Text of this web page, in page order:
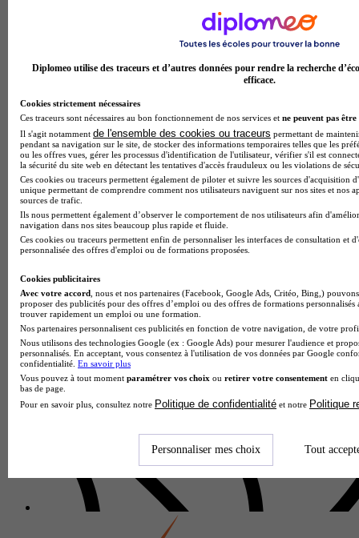
Centre de formation professionnelle
Voir l’établissement
Diplomeo utilise des traceurs et d’autres données pour rendre la recherche
efficace.
Cookies strictement nécessaires
Ces traceurs sont nécessaires au bon fonctionnement de nos services et ne peuvent pas être
Il s'agit notamment de l'ensemble des cookies ou traceurs permettant de
pendant sa navigation sur le site, de stocker des informations temporaires telles que les
ou les offres vues, gérer les processus d'identification de l'utilisateur, vérifier s'il est
la sécurité du site web en détectant les tentatives d'accès frauduleux ou les violations de
Ces cookies ou traceurs permettent également de piloter et suivre les sources d'acquisition
unique permettant de comprendre comment nos utilisateurs naviguent sur nos sites et nos
sources de trafic.
Ils nous permettent également d’observer le comportement de nos utilisateurs afin
navigation dans nos sites beaucoup plus rapide et fluide.
Ces cookies ou traceurs permettent enfin de personnaliser les interfaces de consultation et
personnalisée des offres d'emploi ou de formations proposées.
Cookies publicitaires
Avec votre accord , nous et nos partenaires (Facebook, Google Ads, Critéo, Bing,)
proposer des publicités pour des offres d’emploi ou des offres de formations
trouver rapidement un emploi ou une formation.
Nos partenaires personnalisent ces publicités en fonction de votre navigation, de votre
Nous utilisons des technologies Google (ex : Google Ads) pour mesurer l'audience et
personnalisés. En acceptant, vous consentez à l'utilisation de vos données par Google
confidentialité. En savoir plus
Vous pouvez à tout moment paramétrer vos choix ou retirer votre consentement en
bas de page.
Pour en savoir plus, consultez notre Politique de confidentialité et notre Politique
Personnaliser mes choix Tout